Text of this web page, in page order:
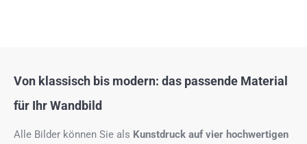
Von klassisch bis modern: das passende Material
für Ihr Wandbild
Alle Bilder können Sie als Kunstdruck auf vier hochwertigen